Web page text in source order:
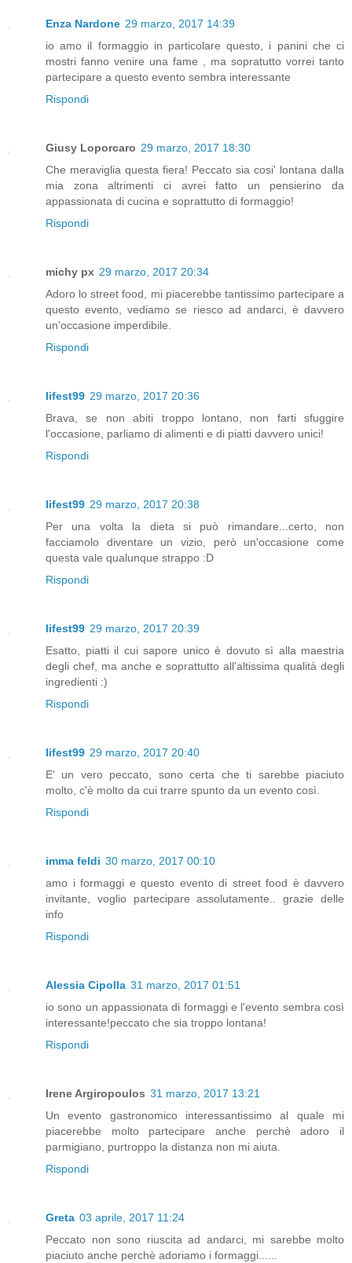
Enza Nardone 29 marzo, 2017 14:39
io amo il formaggio in particolare questo, i panini che ci
mostri fanno venire una fame , ma sopratutto vorrei tanto
partecipare a questo evento sembra interessante
Rispondi
Giusy Loporcaro 29 marzo, 2017 18:30
Che meraviglia questa fiera! Peccato sia cosi' lontana dalla
mia zona altrimenti ci avrei fatto un pensierino da
appassionata di cucina e soprattutto di formaggio!
Rispondi
michy px 29 marzo, 2017 20:34
Adoro lo street food, mi piacerebbe tantissimo partecipare a
questo evento, vediamo se riesco ad andarci, è davvero
un'occasione imperdibile.
Rispondi
lifest99 29 marzo, 2017 20:36
Brava, se non abiti troppo lontano, non farti sfuggire
l'occasione, parliamo di alimenti e di piatti davvero unici!
Rispondi
lifest99 29 marzo, 2017 20:38
Per una volta la dieta si può rimandare...certo, non
facciamolo diventare un vizio, però un'occasione come
questa vale qualunque strappo :D
Rispondi
lifest99 29 marzo, 2017 20:39
Esatto, piatti il cui sapore unico è dovuto sì alla maestria
degli chef, ma anche e soprattutto all'altissima qualità degli
ingredienti :)
Rispondi
lifest99 29 marzo, 2017 20:40
E' un vero peccato, sono certa che ti sarebbe piaciuto
molto, c'è molto da cui trarre spunto da un evento così.
Rispondi
imma feldi 30 marzo, 2017 00:10
amo i formaggi e questo evento di street food è davvero
invitante, voglio partecipare assolutamente.. grazie delle
info
Rispondi
Alessia Cipolla 31 marzo, 2017 01:51
io sono un appassionata di formaggi e l'evento sembra così
interessante!peccato che sia troppo lontana!
Rispondi
Irene Argiropoulos 31 marzo, 2017 13:21
Un evento gastronomico interessantissimo al quale mi
piacerebbe molto partecipare anche perchè adoro il
parmigiano, purtroppo la distanza non mi aiuta.
Rispondi
Greta 03 aprile, 2017 11:24
Peccato non sono riuscita ad andarci, mi sarebbe molto
piaciuto anche perchè adoriamo i formaggi......